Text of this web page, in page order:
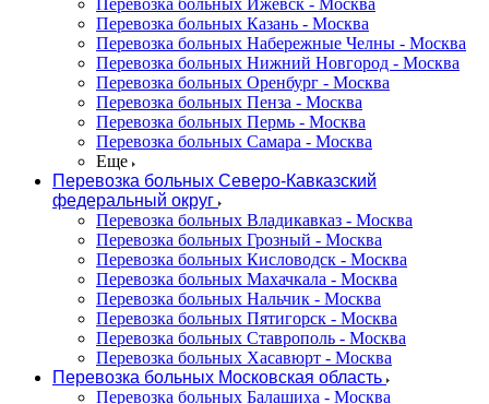
Перевозка больных Ижевск - Москва
Перевозка больных Казань - Москва
Перевозка больных Набережные Челны - Москва
Перевозка больных Нижний Новгород - Москва
Перевозка больных Оренбург - Москва
Перевозка больных Пенза - Москва
Перевозка больных Пермь - Москва
Перевозка больных Самара - Москва
Еще
Перевозка больных Северо-Кавказский
федеральный округ
Перевозка больных Владикавказ - Москва
Перевозка больных Грозный - Москва
Перевозка больных Кисловодск - Москва
Перевозка больных Махачкала - Москва
Перевозка больных Нальчик - Москва
Перевозка больных Пятигорск - Москва
Перевозка больных Ставрополь - Москва
Перевозка больных Хасавюрт - Москва
Перевозка больных Московская область
Перевозка больных Балашиха - Москва